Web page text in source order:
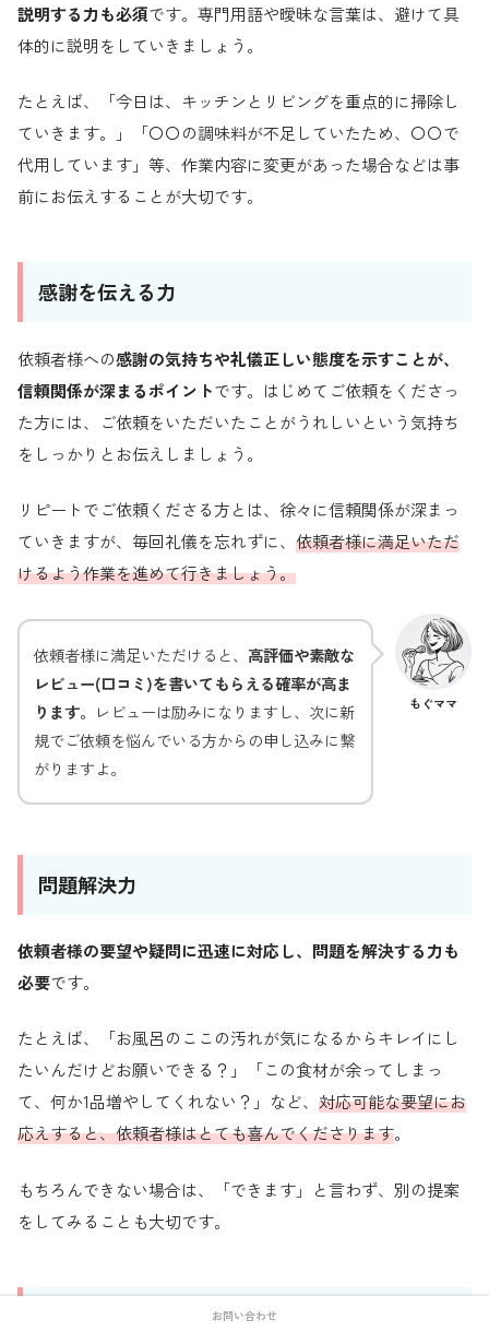
説明する力も必須です。専門用語や曖昧な言葉は、避けて具
体的に説明をしていきましょう。
たとえば、「今日は、キッチンとリビングを重点的に掃除し
ていきます。」「〇〇の調味料が不足していたため、〇〇で
代用しています」等、作業内容に変更があった場合などは事
前にお伝えすることが大切です。
感謝を伝える力
依頼者様への感謝の気持ちや礼儀正しい態度を示すことが、
信頼関係が深まるポイントです。はじめてご依頼をくださっ
た方には、ご依頼をいただいたことがうれしいという気持ち
をしっかりとお伝えしましょう。
リピートでご依頼くださる方とは、徐々に信頼関係が深まっ
ていきますが、毎回礼儀を忘れずに、 依頼者様に満足いただ
けるよう作業を進めて行きましょう。
もぐママ
依頼者様に満足いただけると、 高評価や素敵な
レビュー(口コミ)を書いてもらえる確率が高ま
ります。 レビューは励みになりますし、次に新
規でご依頼を悩んでいる方からの申し込みに繋
がりますよ。
問題解決力
依頼者様の要望や疑問に迅速に対応し、問題を解決する力も
必要です。
たとえば、「お風呂のここの汚れが気になるからキレイにし
たいんだけどお願いできる？」「この食材が余ってしまっ
て、何か1品増やしてくれない？」など、 対応可能な要望にお
応えすると、依頼者様はとても喜んでくださります。
もちろんできない場合は、「できます」と言わず、別の提案
をしてみることも大切です。
身だしなみを整え、挨拶をしっかりとする
お問い合わせ